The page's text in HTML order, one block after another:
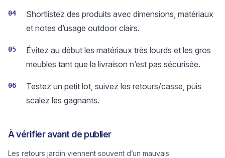
04
Shortlistez des produits avec dimensions, matériaux
et notes d’usage outdoor clairs.
05
Évitez au début les matériaux très lourds et les gros
meubles tant que la livraison n’est pas sécurisée.
06
Testez un petit lot, suivez les retours/casse, puis
scalez les gagnants.
À vérifier avant de publier
Les retours jardin viennent souvent d’un mauvais